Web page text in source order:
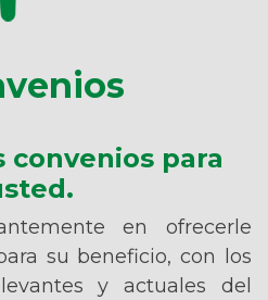
convenios para
en ofrecerle
su beneficio, con los
y actuales del